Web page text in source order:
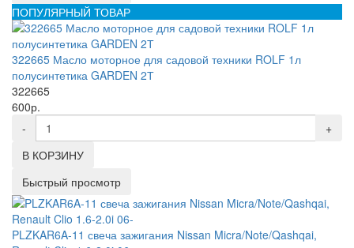
ПОПУЛЯРНЫЙ ТОВАР
322665 Масло моторное для садовой техники ROLF 1л
полусинтетика GARDEN 2Т
322665
600р.
-
+
В КОРЗИНУ
Быстрый просмотр
PLZKAR6A-11 свеча зажигания Nissan Micra/Note/Qashqai,